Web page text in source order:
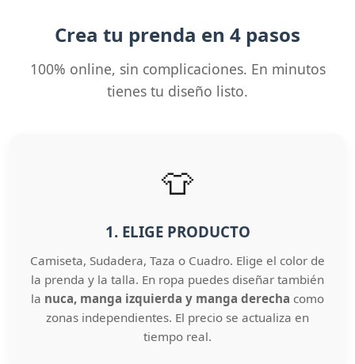
Crea tu prenda en 4 pasos
100% online, sin complicaciones. En minutos
tienes tu diseño listo.
👕
1. ELIGE PRODUCTO
Camiseta, Sudadera, Taza o Cuadro. Elige el color de
la prenda y la talla. En ropa puedes diseñar también
la nuca, manga izquierda y manga derecha como
zonas independientes. El precio se actualiza en
tiempo real.